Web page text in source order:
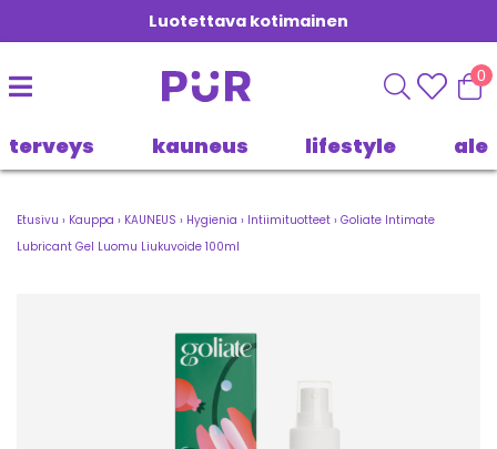
Luotettava kotimainen
0
terveys kauneus lifestyle ale
Etusivu › Kauppa › KAUNEUS › Hygienia › Intiimituotteet › Goliate Intimate
Lubricant Gel Luomu Liukuvoide 100ml